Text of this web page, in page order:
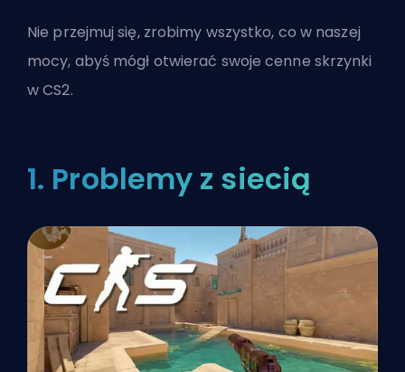
Nie przejmuj się, zrobimy wszystko, co w naszej
mocy, abyś mógł otwierać swoje cenne skrzynki
w CS2.
1. Problemy z siecią